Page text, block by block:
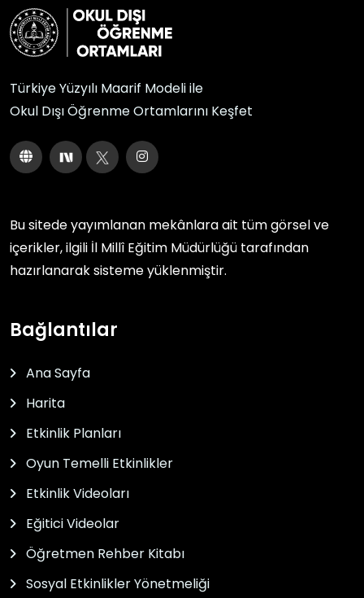
Türkiye Yüzyılı Maarif Modeli ile
Okul Dışı Öğrenme Ortamlarını Keşfet
Bu sitede yayımlanan mekânlara ait tüm görsel ve
içerikler, ilgili İl Millî Eğitim Müdürlüğü tarafından
hazırlanarak sisteme yüklenmiştir.
Bağlantılar
Ana Sayfa
Harita
Etkinlik Planları
Oyun Temelli Etkinlikler
Etkinlik Videoları
Eğitici Videolar
Öğretmen Rehber Kitabı
Sosyal Etkinlikler Yönetmeliği